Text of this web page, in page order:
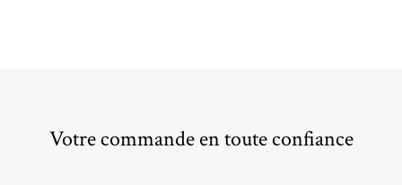
Votre commande en toute confiance